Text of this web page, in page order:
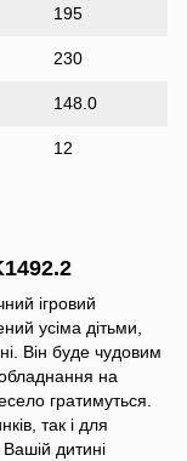
195
230
148.0
12
ігровий
усіма дітьми,
Він буде чудовим
на
гратимуться.
так і для
дитині